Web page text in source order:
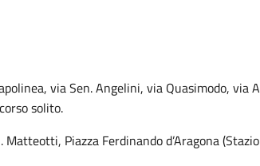
via Sen. Angelini, via Quasimodo, via
solito.
Piazza Ferdinando d’Aragona